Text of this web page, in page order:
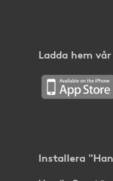
Ladda hem
Installera